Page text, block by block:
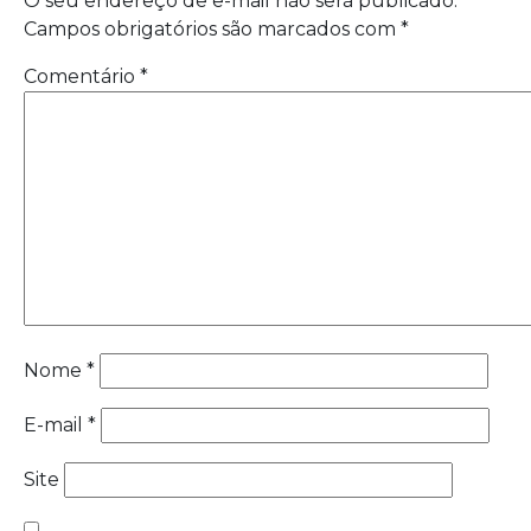
Campos obrigatórios são marcados com *
Comentário *
Nome *
E-mail *
Site